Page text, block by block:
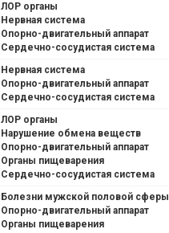
ЛОР органы
Нервная система
Опорно-двигательный аппарат
Сердечно-сосудистая система
Нервная система
Опорно-двигательный аппарат
Сердечно-сосудистая система
ЛОР органы
Нарушение обмена веществ
Опорно-двигательный аппарат
Органы пищеварения
Сердечно-сосудистая система
Болезни мужской половой сферы
Опорно-двигательный аппарат
Органы пищеварения